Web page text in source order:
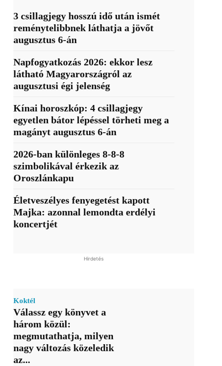
3 csillagjegy hosszú idő után ismét
reménytelibbnek láthatja a jövőt
augusztus 6-án
Napfogyatkozás 2026: ekkor lesz
látható Magyarországról az
augusztusi égi jelenség
Kínai horoszkóp: 4 csillagjegy
egyetlen bátor lépéssel törheti meg a
magányt augusztus 6-án
2026-ban különleges 8-8-8
szimbolikával érkezik az
Oroszlánkapu
Életveszélyes fenyegetést kapott
Majka: azonnal lemondta erdélyi
koncertjét
Hirdetés
Koktél
Válassz egy könyvet a
három közül:
megmutathatja, milyen
nagy változás közeledik
az...